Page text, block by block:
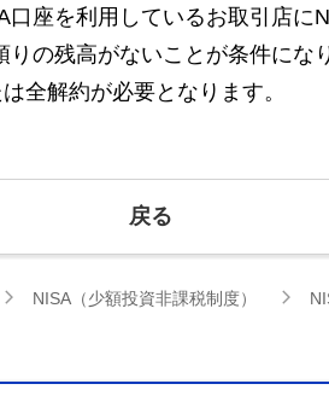
口座を利用しているお取引店に
りの残高がないことが条件にな
は全解約が必要となります。
戻る
NISA（少額投資非課税制度）